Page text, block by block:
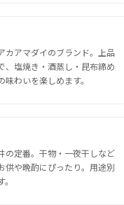
カアマダイのブランド。上品
、塩焼き・酒蒸し・昆布締め
わいを楽しめます。
の定番。干物・一夜干しなど
供や晩酌にぴったり。用途別